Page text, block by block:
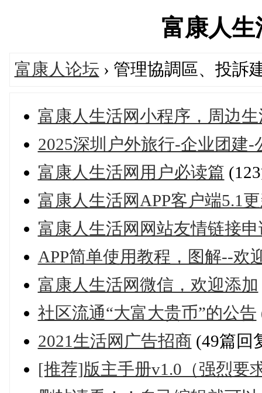
富康人
富康人论坛 › 管理協調區、投訴
富康人生活网小程序，周边
2025深圳户外旅行-企业团建
富康人生活网用户必读篇
富康人生活网APP客户端5.1
富康人生活网网站友情链接
APP简单使用教程，图解--欢
富康人生活网微信，欢迎添加
社区流通“大富大贵币”的公告
2021生活网广告招商 (49篇回
[推荐]版主手册v1.0（强烈要